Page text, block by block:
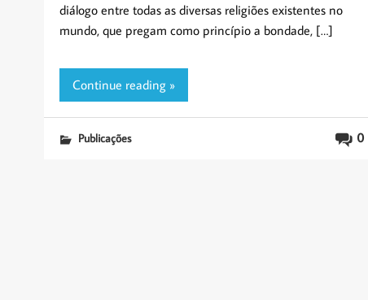
diálogo entre todas as diversas religiões existentes no
mundo, que pregam como princípio a bondade, […]
Continue reading »
0
Publicações